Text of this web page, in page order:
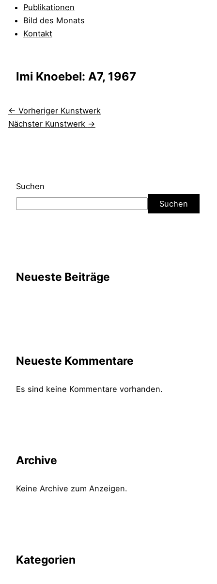
Publikationen
Bild des Monats
Kontakt
Imi Knoebel: A7, 1967
← Vorheriger Kunstwerk
Nächster Kunstwerk →
Suchen
Suchen
Neueste Beiträge
Neueste Kommentare
Es sind keine Kommentare vorhanden.
Archive
Keine Archive zum Anzeigen.
Kategorien